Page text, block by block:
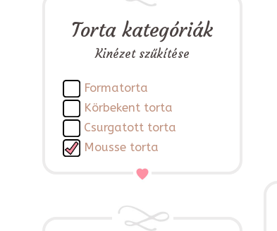
Torta kategóriák
Kinézet szűkítése
Formatorta
Körbekent torta
Csurgatott torta
Mousse torta